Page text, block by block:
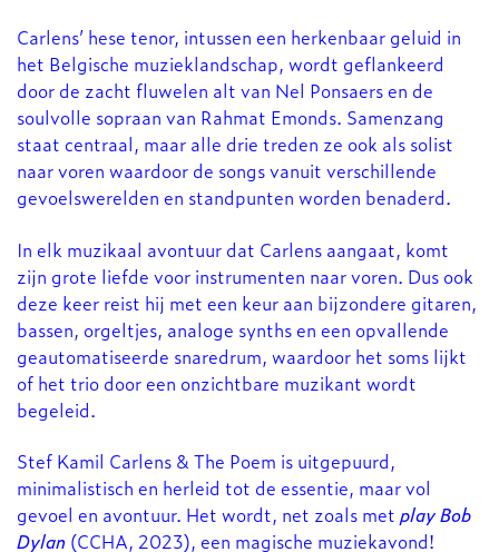
Carlens’ hese tenor, intussen een herkenbaar geluid in
het Belgische muzieklandschap, wordt geflankeerd
door de zacht fluwelen alt van Nel Ponsaers en de
soulvolle sopraan van Rahmat Emonds. Samenzang
staat centraal, maar alle drie treden ze ook als solist
naar voren waardoor de songs vanuit verschillende
gevoelswerelden en standpunten worden benaderd.
In elk muzikaal avontuur dat Carlens aangaat, komt
zijn grote liefde voor instrumenten naar voren. Dus ook
deze keer reist hij met een keur aan bijzondere gitaren,
bassen, orgeltjes, analoge synths en een opvallende
geautomatiseerde snaredrum, waardoor het soms lijkt
of het trio door een onzichtbare muzikant wordt
begeleid.
Stef Kamil Carlens & The Poem is uitgepuurd,
minimalistisch en herleid tot de essentie, maar vol
gevoel en avontuur. Het wordt, net zoals met play Bob
Dylan (CCHA, 2023), een magische muziekavond!